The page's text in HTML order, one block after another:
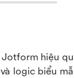
hiệu
logic biểu